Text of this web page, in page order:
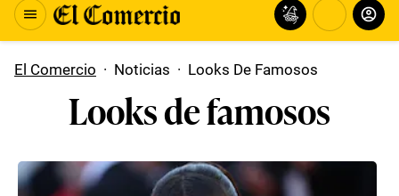
El Comercio · Noticias · Looks De Famosos
Looks de famosos